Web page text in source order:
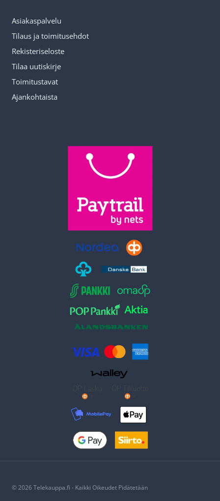
Asiakaspalvelu
Tilaus ja toimitusehdot
Rekisteriseloste
Tilaa uutiskirje
Toimitustavat
Ajankohtaista
© 2026 Telekauppa.fi - Kaikki Oikeudet Pidätetään